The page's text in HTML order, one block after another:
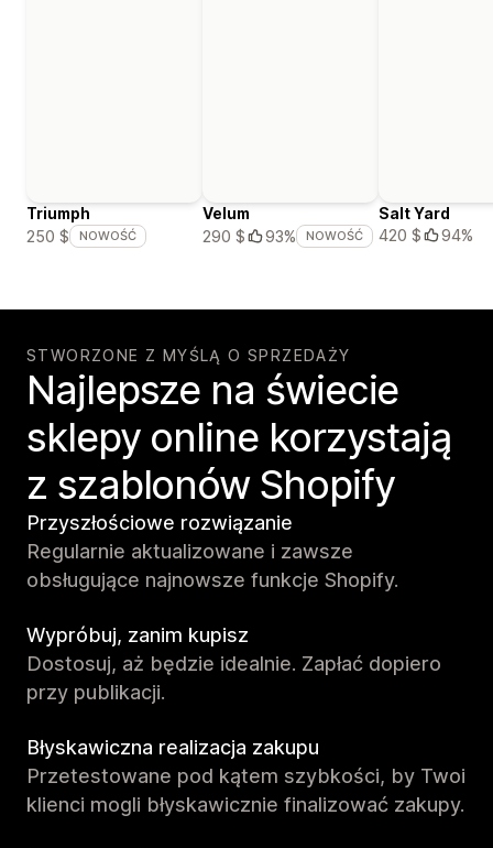
Triumph
250 $
NOWOŚĆ
Velum
290 $
93% NOWOŚĆ
Salt Yard
420 $
94%
STWORZONE Z MYŚLĄ O SPRZEDAŻY
Najlepsze na świecie
sklepy online korzystają
z szablonów Shopify
Przyszłościowe rozwiązanie
Regularnie aktualizowane i zawsze
obsługujące najnowsze funkcje Shopify.
Wypróbuj, zanim kupisz
Dostosuj, aż będzie idealnie. Zapłać dopiero
przy publikacji.
Błyskawiczna realizacja zakupu
Przetestowane pod kątem szybkości, by Twoi
klienci mogli błyskawicznie finalizować zakupy.